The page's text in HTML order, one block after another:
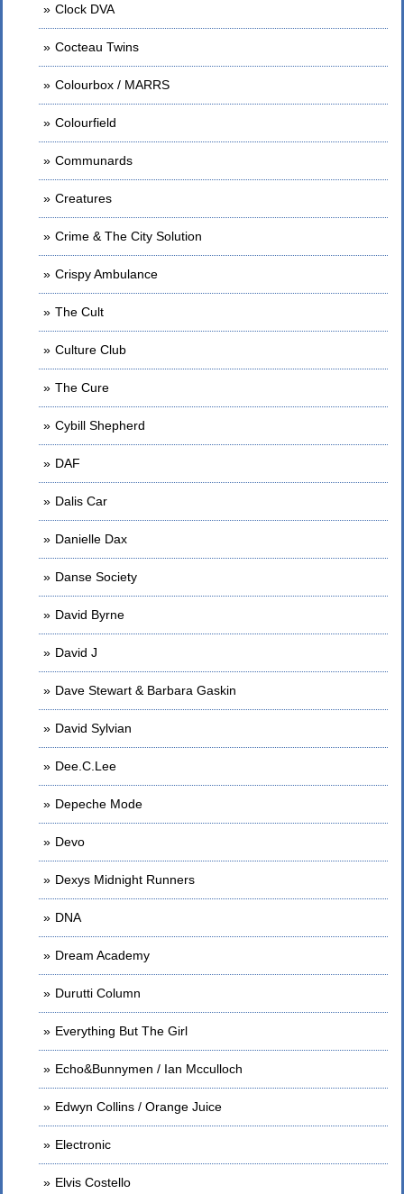
Clock DVA
Cocteau Twins
Colourbox / MARRS
Colourfield
Communards
Creatures
Crime & The City Solution
Crispy Ambulance
The Cult
Culture Club
The Cure
Cybill Shepherd
DAF
Dalis Car
Danielle Dax
Danse Society
David Byrne
David J
Dave Stewart & Barbara Gaskin
David Sylvian
Dee.C.Lee
Depeche Mode
Devo
Dexys Midnight Runners
DNA
Dream Academy
Durutti Column
Everything But The Girl
Echo&Bunnymen / Ian Mcculloch
Edwyn Collins / Orange Juice
Electronic
Elvis Costello